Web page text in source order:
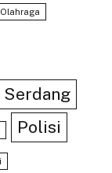
Olahraga
Polisi